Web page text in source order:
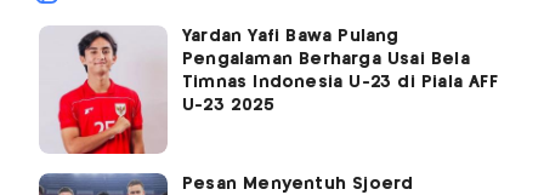
Yardan Yafi Bawa Pulang
Pengalaman Berharga Usai Bela
Timnas Indonesia U-23 di Piala AFF
U-23 2025
Pesan Menyentuh Sjoerd